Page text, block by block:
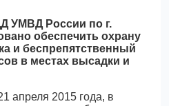
УМВД России по г.
обеспечить охрану
и беспрепятственный
в местах высадки и